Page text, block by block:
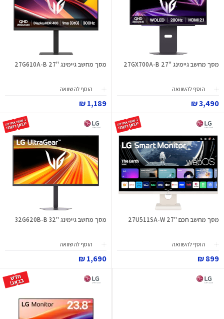
מסך מחשב גיימינג "27 27GX700A-B
הוסף להשוואה
3,490 ₪
מסך מחשב גיימינג "27 27G610A-B
הוסף להשוואה
1,189 ₪
מסך מחשב חכם "27 27U511SA-W
הוסף להשוואה
899 ₪
מסך מחשב גיימינג "32 32G620B-B
הוסף להשוואה
1,690 ₪